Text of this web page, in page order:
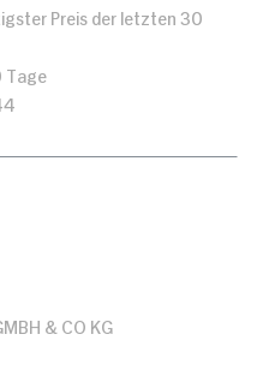
Preis der letzten 30
Tage
& CO KG